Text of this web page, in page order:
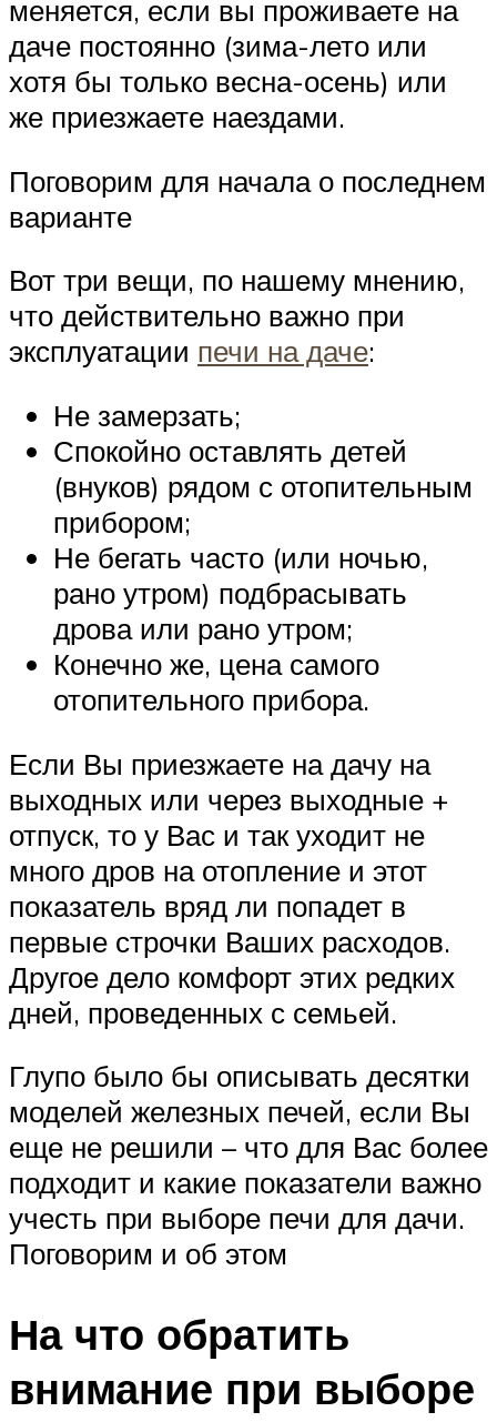
меняется, если вы проживаете на
даче постоянно (зима-лето или
хотя бы только весна-осень) или
же приезжаете наездами.
Поговорим для начала о последнем
варианте
Вот три вещи, по нашему мнению,
что действительно важно при
эксплуатации печи на даче:
Не замерзать;
Спокойно оставлять детей
(внуков) рядом с отопительным
прибором;
Не бегать часто (или ночью,
рано утром) подбрасывать
дрова или рано утром;
Конечно же, цена самого
отопительного прибора.
Если Вы приезжаете на дачу на
выходных или через выходные +
отпуск, то у Вас и так уходит не
много дров на отопление и этот
показатель вряд ли попадет в
первые строчки Ваших расходов.
Другое дело комфорт этих редких
дней, проведенных с семьей.
Глупо было бы описывать десятки
моделей железных печей, если Вы
еще не решили – что для Вас более
подходит и какие показатели важно
учесть при выборе печи для дачи.
Поговорим и об этом
На что обратить
внимание при выборе